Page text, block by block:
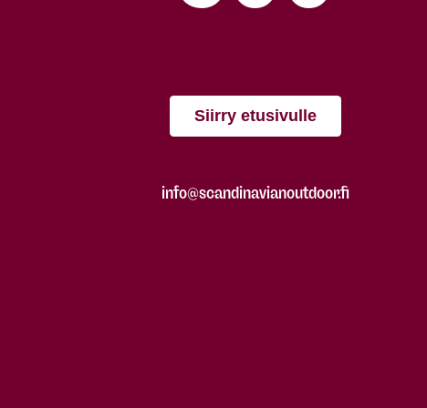
Siirry etusivulle
info@scandinavianoutdoor.fi